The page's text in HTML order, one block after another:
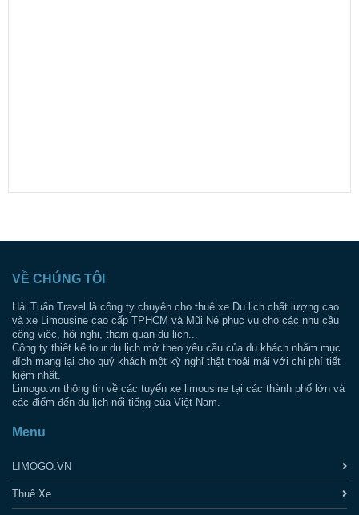
VỀ CHÚNG TÔI
Hải Tuấn Travel là công ty chuyên cho thuê xe Du lịch chất lượng cao
và xe Limousine cao cấp TPHCM và Mũi Né phục vụ cho các nhu cầu
công việc, hội nghị, tham quan du lịch...
Công ty thiết kế tour du lịch mở theo yêu cầu của du khách nhằm mục
đích mang lại cho quý khách một kỳ nghỉ thật thoải mái với chi phí tiết
kiệm nhất.
Limogo.vn thông tin về các tuyến xe limousine tại các thành phố lớn và
các điểm đến du lịch nổi tiếng của Việt Nam.
Menu
LIMOGO.VN
Thuê Xe